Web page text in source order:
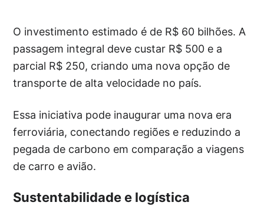
O investimento estimado é de R$ 60 bilhões. A
passagem integral deve custar R$ 500 e a
parcial R$ 250, criando uma nova opção de
transporte de alta velocidade no país.
Essa iniciativa pode inaugurar uma nova era
ferroviária, conectando regiões e reduzindo a
pegada de carbono em comparação a viagens
de carro e avião.
Sustentabilidade e logística